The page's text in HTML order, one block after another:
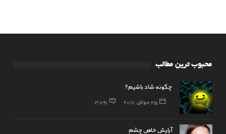
محبوب ترین مطالب
چگونه شاد باشیم؟
25 جولای, 2017 3,891
آرایش خاص چشم